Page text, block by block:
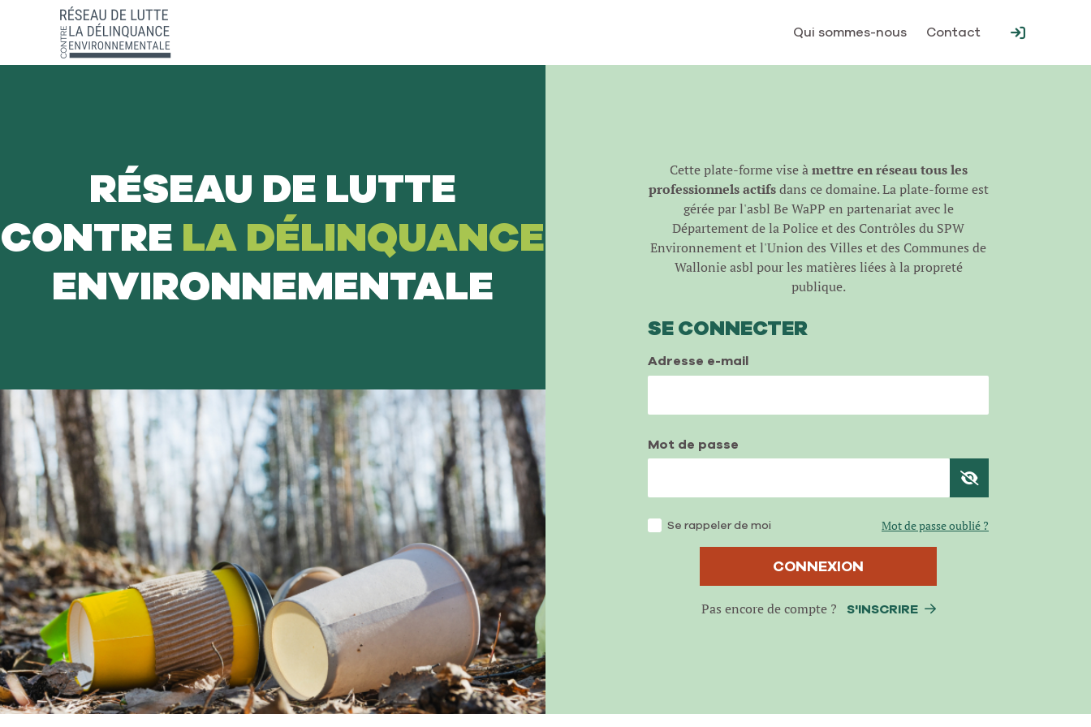
Qui sommes-nous Contact
RÉSEAU DE LUTTE
CONTRE LA DÉLINQUANCE
ENVIRONNEMENTALE
Cette plate-forme vise àmettre en réseau tous les
professionnels actifsdans ce domaine. La plate-forme est
gérée par l'asbl Be WaPP en partenariat avec le
Département de la Police et des Contrôles du SPW
Environnement et l'Union des Villes et des Communes de
Wallonie asbl pour les matières liées à la propreté
publique.
SE CONNECTER
Adresse e-mail
Mot de passe
Se rappeler de moi Mot de passe oublié ?
CONNEXION
Pas encore de compte ? S'INSCRIRE